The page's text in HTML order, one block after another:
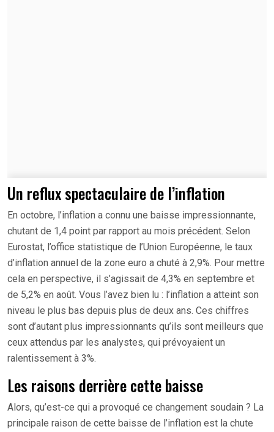
Un reflux spectaculaire de l’inflation
En octobre, l’inflation a connu une baisse impressionnante,
chutant de 1,4 point par rapport au mois précédent. Selon
Eurostat, l’office statistique de l’Union Européenne, le taux
d’inflation annuel de la zone euro a chuté à 2,9%. Pour mettre
cela en perspective, il s’agissait de 4,3% en septembre et
de 5,2% en août. Vous l’avez bien lu : l’inflation a atteint son
niveau le plus bas depuis plus de deux ans. Ces chiffres
sont d’autant plus impressionnants qu’ils sont meilleurs que
ceux attendus par les analystes, qui prévoyaient un
ralentissement à 3%.
Les raisons derrière cette baisse
Alors, qu’est-ce qui a provoqué ce changement soudain ? La
principale raison de cette baisse de l’inflation est la chute